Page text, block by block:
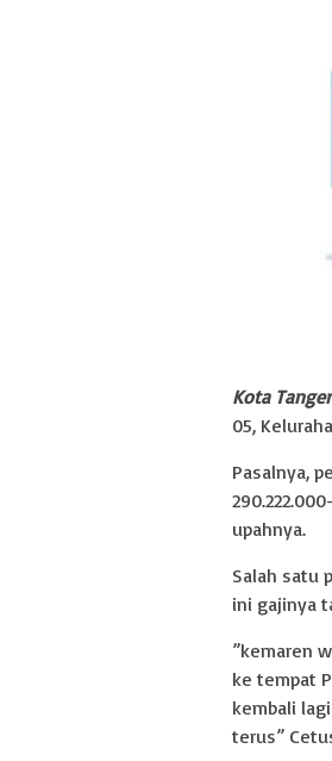
Kota
05,
Pasalnya,
upahnya.
Salah satu
ini gajinya
”kemaren
ke tempat
kembali
terus”